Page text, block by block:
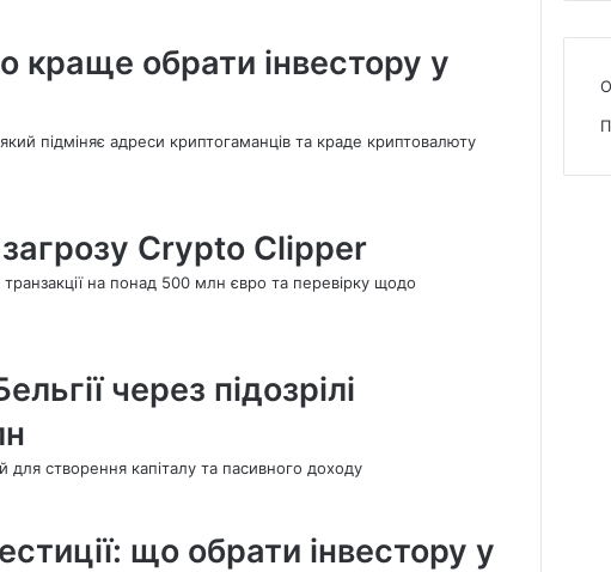
краще обрати інвестору у
Crypto Clipper
через підозрілі
що обрати інвестору у